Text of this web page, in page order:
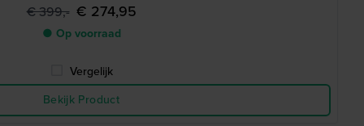
€ 399,- € 274,95
● Op voorraad
Vergelijk
Bekijk Product